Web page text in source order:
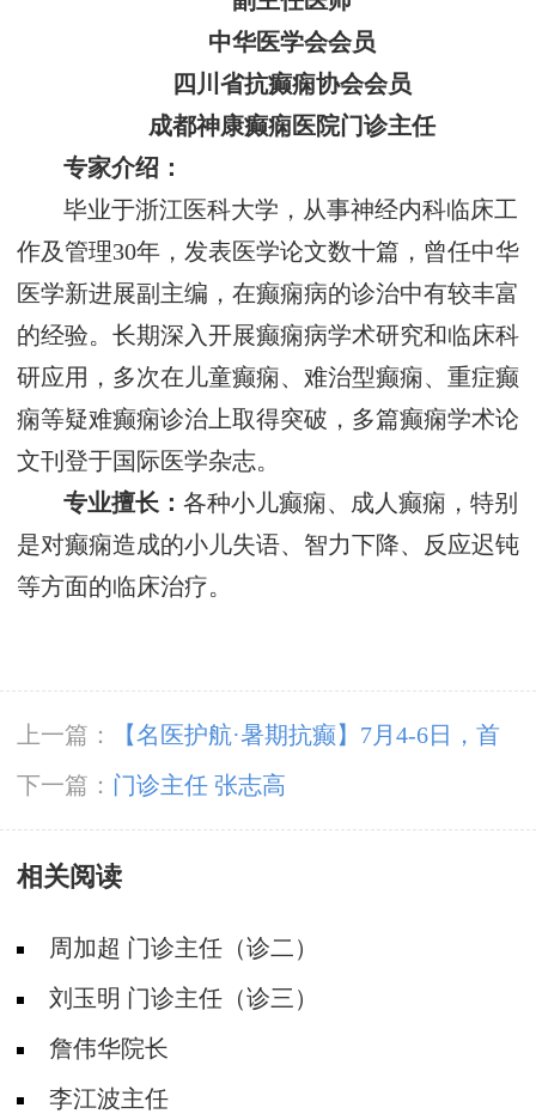
中华医学会会员
四川省抗癫痫协会会员
成都神康癫痫医院门诊主任
专家介绍：
毕业于浙江医科大学，从事神经内科临床工
作及管理30年，发表医学论文数十篇，曾任中华
医学新进展副主编，在癫痫病的诊治中有较丰富
的经验。长期深入开展癫痫病学术研究和临床科
研应用，多次在儿童癫痫、难治型癫痫、重症癫
痫等疑难癫痫诊治上取得突破，多篇癫痫学术论
文刊登于国际医学杂志。
专业擅长：各种小儿癫痫、成人癫痫，特别
是对癫痫造成的小儿失语、智力下降、反应迟钝
等方面的临床治疗。
上一篇：
【名医护航·暑期抗癫】7月4-6日，首
都医科大学附属北京友谊医院陈葵博士成都亲
诊，速约!
下一篇： 门诊主任 张志高
相关阅读
周加超 门诊主任（诊二）
刘玉明 门诊主任（诊三）
詹伟华院长
李江波主任